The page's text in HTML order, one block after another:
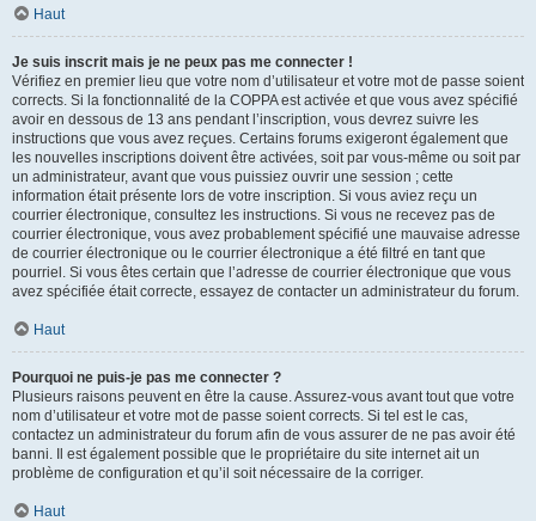
Haut
Je suis inscrit mais je ne peux pas me connecter !
Vérifiez en premier lieu que votre nom d’utilisateur et votre mot de passe soient
corrects. Si la fonctionnalité de la COPPA est activée et que vous avez spécifié
avoir en dessous de 13 ans pendant l’inscription, vous devrez suivre les
instructions que vous avez reçues. Certains forums exigeront également que
les nouvelles inscriptions doivent être activées, soit par vous-même ou soit par
un administrateur, avant que vous puissiez ouvrir une session ; cette
information était présente lors de votre inscription. Si vous aviez reçu un
courrier électronique, consultez les instructions. Si vous ne recevez pas de
courrier électronique, vous avez probablement spécifié une mauvaise adresse
de courrier électronique ou le courrier électronique a été filtré en tant que
pourriel. Si vous êtes certain que l’adresse de courrier électronique que vous
avez spécifiée était correcte, essayez de contacter un administrateur du forum.
Haut
Pourquoi ne puis-je pas me connecter ?
Plusieurs raisons peuvent en être la cause. Assurez-vous avant tout que votre
nom d’utilisateur et votre mot de passe soient corrects. Si tel est le cas,
contactez un administrateur du forum afin de vous assurer de ne pas avoir été
banni. Il est également possible que le propriétaire du site internet ait un
problème de configuration et qu’il soit nécessaire de la corriger.
Haut